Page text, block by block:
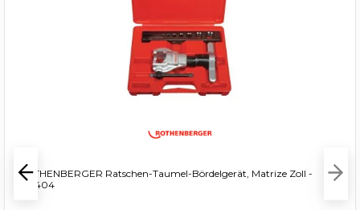
ROTHENBERGER Ratschen-Taumel-Bördelgerät, Matrize Zoll -
222404